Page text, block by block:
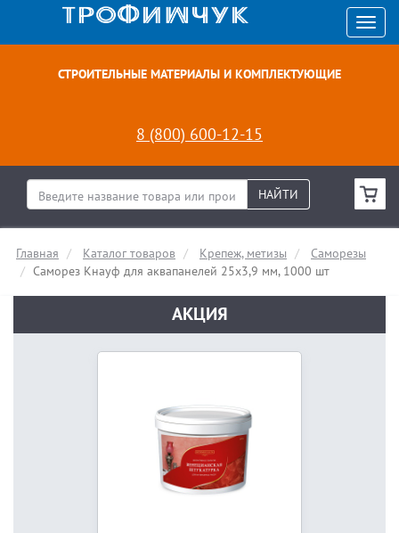
СТРОИТЕЛЬНЫЕ МАТЕРИАЛЫ И КОМПЛЕКТУЮЩИЕ
8 (800) 600-12-15
НАЙТИ
Главная Каталог товаров Крепеж, метизы
Саморезы
Саморез Кнауф для аквапанелей 25х3,9 мм, 1000 шт
АКЦИЯ